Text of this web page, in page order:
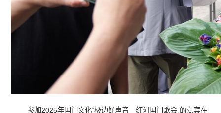
参加2025年国门文化“极边好声音—红河国门歌会”的嘉宾在